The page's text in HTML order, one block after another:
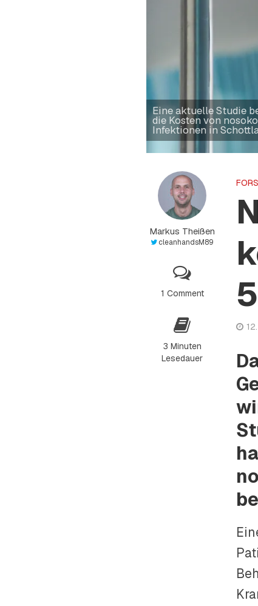
Eine aktuelle Studie
die Kosten von
Infektionen in
Markus Theißen
cleanhandsM89
1 Comment
3 Minuten
Lesedauer